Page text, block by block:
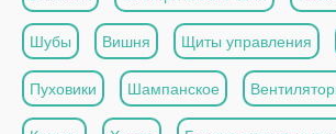
Шубы Вишня Щиты управления
Пуховики Шампанское